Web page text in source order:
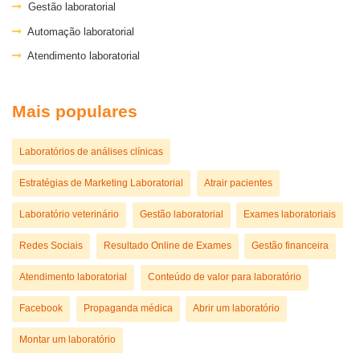
Gestão laboratorial
Automação laboratorial
Atendimento laboratorial
Mais populares
Laboratórios de análises clínicas
Estratégias de Marketing Laboratorial Atrair pacientes
Laboratório veterinário Gestão laboratorial Exames laboratoriais
Redes Sociais Resultado Online de Exames Gestão financeira
Atendimento laboratorial Conteúdo de valor para laboratório
Facebook Propaganda médica Abrir um laboratório
Montar um laboratório